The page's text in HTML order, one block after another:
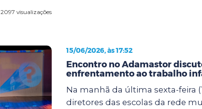
2097 visualizações
15/06/2026, às 17:52
Encontro no Adamastor
enfrentamento ao trabalho
Na manhã da última sexta-feira
diretores das escolas da rede